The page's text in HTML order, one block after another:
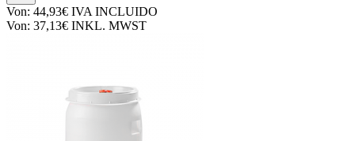
Von: 44,93€ IVA INCLUIDO
Von: 37,13€ INKL. MWST